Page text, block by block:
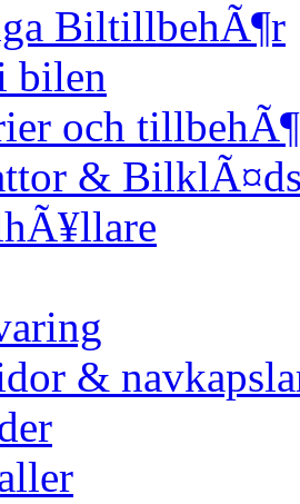
BiltillbehÃ¶r
bilen
och
&
&